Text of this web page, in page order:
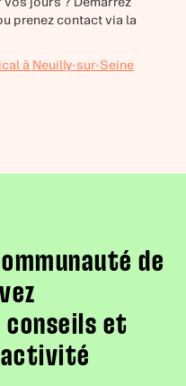
prenez contact via la
à Neuilly-sur-Seine
de
et